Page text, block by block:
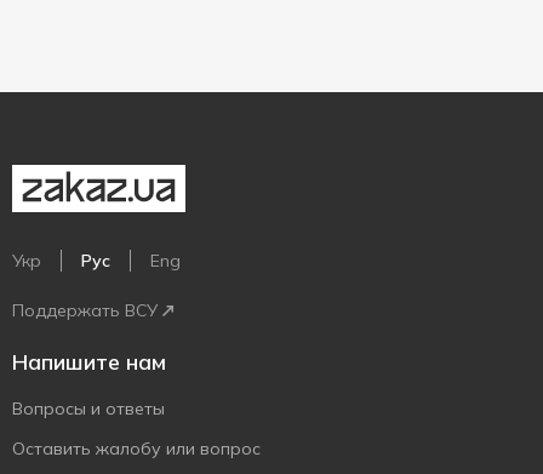
Укр Рус Eng
Поддержать ВСУ
Напишите нам
Вопросы и ответы
Оставить жалобу или вопрос